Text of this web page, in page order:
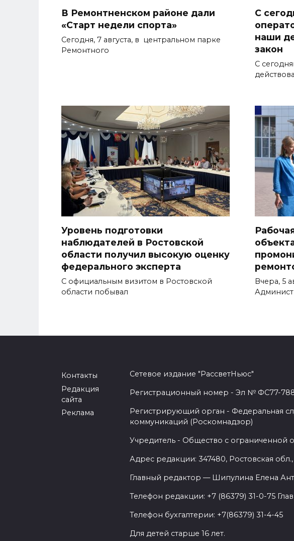
В Ремонтненском районе дали
«Старт недели спорта»
Сегодня, 7 августа, в центральном парке
Ремонтного
С
наши
закон
С
Уровень подготовки
наблюдателей в Ростовской
области получил высокую оценку
федерального эксперта
С официальным визитом в Ростовской
области побывал
Вчера, 5
Контакты
Редакция
сайта
Реклама
Сетевое издание "РассветНьюс"
Регистрационный номер - Эл № ФС77-
Регистрирующий орган - Федеральная
коммуникаций (Роскомнадзор)
Учредитель - Общество с ограниченной
Адрес редакции: 347480, Ростовская
Главный редактор — Шипулина Елена
Телефон редакции: +7 (86379) 31-0-75
Телефон бухгалтерии: +7(86379) 31-4-45
Для детей старше 16 лет.